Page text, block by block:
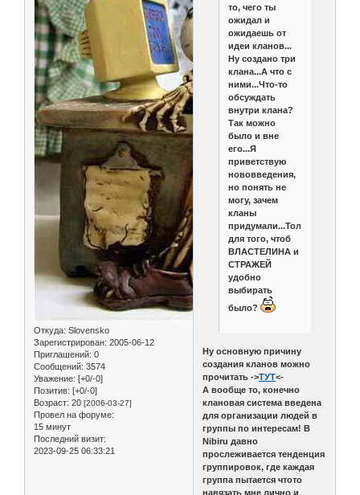
Откуда: Slovensko
Зарегистрирован: 2005-06-12
Приглашений: 0
Сообщений: 3574
Уважение: [+0/-0]
Позитив: [+0/-0]
Возраст: 20 [2006-03-27]
Провел на форуме:
15 минут
Последний визит:
2023-09-25 06:33:21
то, чего ты
ожидал и
ожидаешь от
идеи кланов...
Ну создано три
клана...А что с
ними...Что-то
обсуждать
внутри клана?
Так можно
было и вне
его...Я
приветствую
нововведения,
но понять не
могу, зачем
кланы
придумали...Только
для того, чтоб
ВЛАСТЕЛИНА и
СТРАЖЕЙ
удобно
выбирать
было?
Ну основную причину
создания кланов можно
прочитать ->ТУТ<-
А вообще то, конечно
клановая система введена
для организации людей в
группы по интересам! В
Nibiru давно
прослеживается тенденция
группировок, где каждая
группа пытается чтото
навязать мне лично и